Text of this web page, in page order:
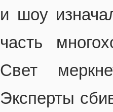
и шоу
часть
Свет
Эксперты